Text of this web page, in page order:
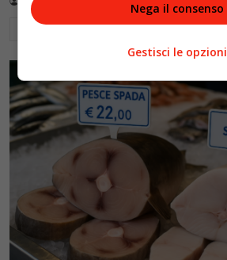
Leggi di più
Nega il consenso
Gestisci le opzioni